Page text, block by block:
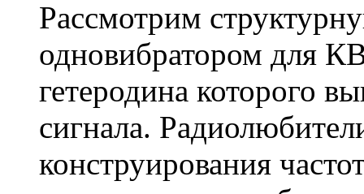
Рассмотрим
одновибратором для
гетеродина которого
сигнала.
конструирования